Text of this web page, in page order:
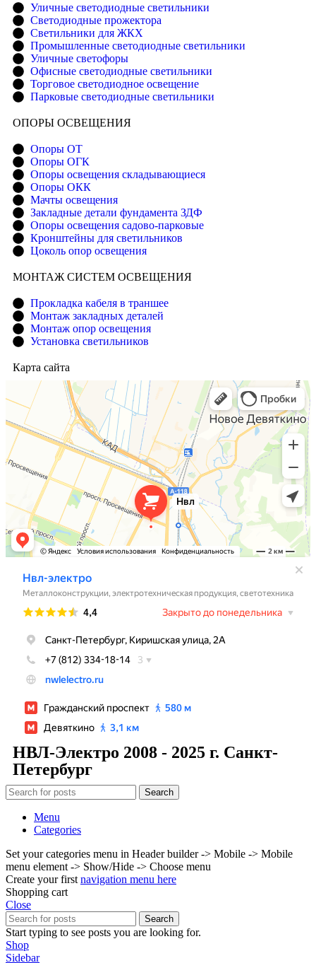
Уличные светодиодные светильники
Светодиодные прожектора
Светильники для ЖКХ
Промышленные светодиодные светильники
Уличные светофоры
Офисные светодиодные светильники
Торговое светодиодное освещение
Парковые светодиодные светильники
ОПОРЫ ОСВЕЩЕНИЯ
Опоры ОТ
Опоры ОГК
Опоры освещения складывающиеся
Опоры ОКК
Мачты освещения
Закладные детали фундамента ЗДФ
Опоры освещения садово-парковые
Кронштейны для светильников
Цоколь опор освещения
МОНТАЖ СИСТЕМ ОСВЕЩЕНИЯ
Прокладка кабеля в траншее
Монтаж закладных деталей
Монтаж опор освещения
Установка светильников
Карта сайта
НВЛ-Электро 2008 - 2025 г. Санкт-
Петербург
Search
Menu
Categories
Set your categories menu in Header builder -> Mobile -> Mobile
menu element -> Show/Hide -> Choose menu
Create your first navigation menu here
Shopping cart
Close
Search
Start typing to see posts you are looking for.
Shop
Sidebar